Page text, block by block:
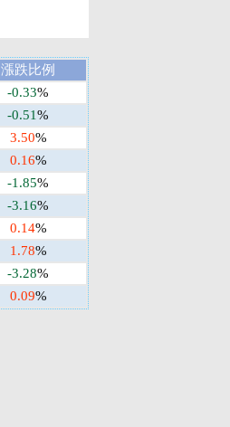
漲跌比例
-0.33%
-0.51%
3.50%
0.16%
-1.85%
-3.16%
0.14%
1.78%
-3.28%
0.09%